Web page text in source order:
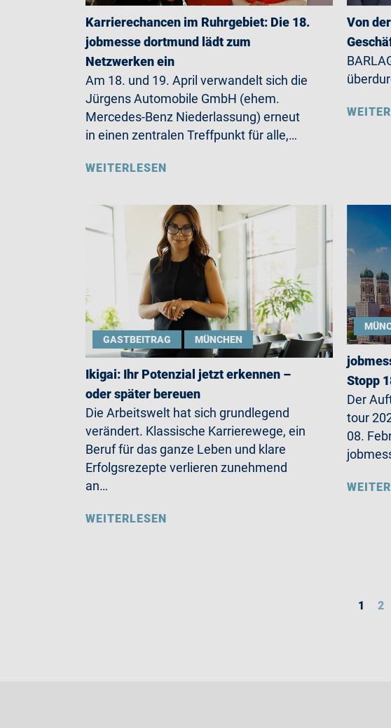
Karrierechancen im Ruhrgebiet: Die 18.
jobmesse dortmund lädt zum
Netzwerken ein
Am 18. und 19. April verwandelt sich die
Jürgens Automobile GmbH (ehem.
Mercedes-Benz Niederlassung) erneut
in einen zentralen Treffpunkt für alle,…
WEITERLESEN
Von
GASTBEITRAG MÜNCHEN
Ikigai: Ihr Potenzial jetzt erkennen –
oder später bereuen
Die Arbeitswelt hat sich grundlegend
verändert. Klassische Karrierewege, ein
Beruf für das ganze Leben und klare
Erfolgsrezepte verlieren zunehmend
an…
WEITERLESEN
Stopp
Der
tour
08.
1 2